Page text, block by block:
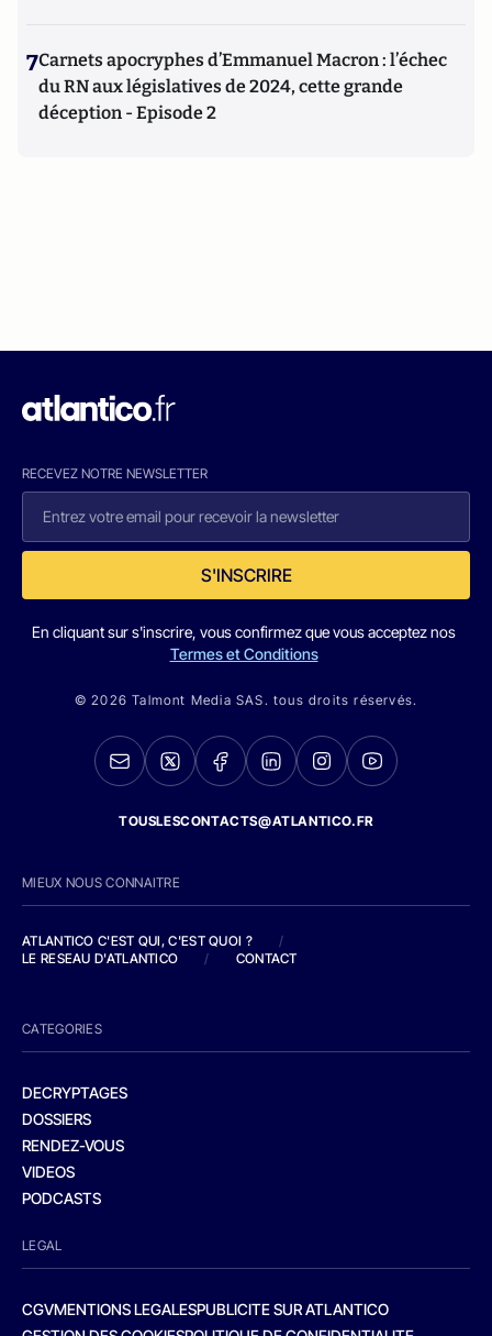
7Carnets apocryphes d’Emmanuel Macron : l’échec
du RN aux législatives de 2024, cette grande
déception - Episode 2
RECEVEZ NOTRE NEWSLETTER
S'INSCRIRE
En cliquant sur s'inscrire, vous confirmez que vous acceptez nos
Termes et Conditions
© 2026 Talmont Media SAS. tous droits réservés.
TOUSLESCONTACTS@ATLANTICO.FR
MIEUX NOUS CONNAITRE
ATLANTICO C'EST QUI, C'EST QUOI ?
/
LE RESEAU D'ATLANTICO
/ CONTACT
CATEGORIES
DECRYPTAGES
DOSSIERS
RENDEZ-VOUS
VIDEOS
PODCASTS
LEGAL
CGVMENTIONS LEGALESPUBLICITE SUR ATLANTICO